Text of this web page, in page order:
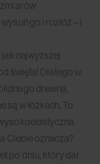
go i rozłóż – i
najwyższej
święta! Dlatego w
drewna,
są w łóżkach. To
Ciebie oznacza?
po dniu, który dał